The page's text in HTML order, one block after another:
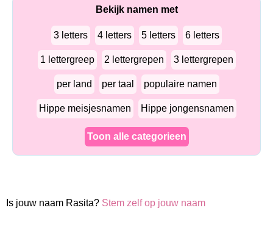
Bekijk namen met
3 letters 4 letters 5 letters 6 letters
1 lettergreep 2 lettergrepen 3 lettergrepen
per land per taal populaire namen
Hippe meisjesnamen Hippe jongensnamen
Toon alle categorieen
Is jouw naam Rasita? Stem zelf op jouw naam